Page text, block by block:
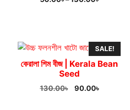
130.00৳
SALE!
কেরালা শিম বীজ | Kerala Bean
Seed
130.00৳
Original
90.00৳Current